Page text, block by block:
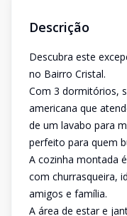
Descrição
Descubra este
no Bairro Cristal.
Com 3 dormitórios,
americana que
de um lavabo para
perfeito para quem
A cozinha montada
com churrasqueira,
amigos e família.
A área de estar e